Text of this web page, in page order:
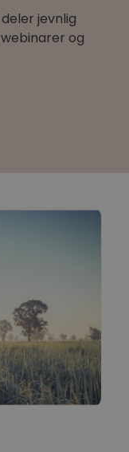
jevnlig
og